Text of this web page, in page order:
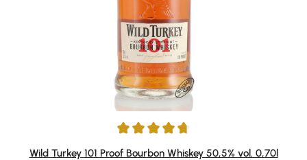
Durchschnittliche Bewertung von 4.75 von 5 Sternen
Wild Turkey 101 Proof Bourbon Whiskey 50,5% vol. 0,70l